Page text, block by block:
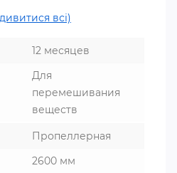
всі)
12 месяцев
Для
перемешивания
веществ
Пропеллерная
2600 мм